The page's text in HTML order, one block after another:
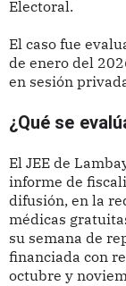
Electoral.
El caso fue
de enero del
en sesión
¿Qué se
El JEE de
informe de
difusión, en la
médicas
su semana de
financiada con
octubre y